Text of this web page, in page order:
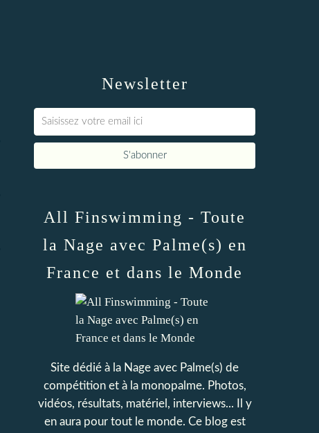
Newsletter
All Finswimming - Toute
la Nage avec Palme(s) en
France et dans le Monde
Site dédié à la Nage avec Palme(s) de
compétition et à la monopalme. Photos,
vidéos, résultats, matériel, interviews... Il y
en aura pour tout le monde. Ce blog est